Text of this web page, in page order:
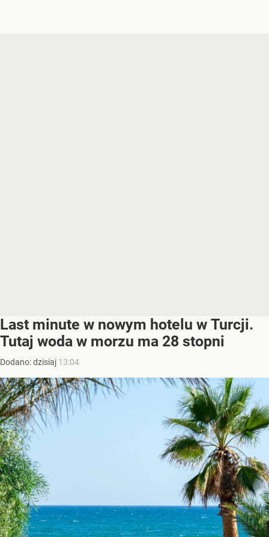
Last minute w nowym hotelu w Turcji.
Tutaj woda w morzu ma 28 stopni
Dodano:dzisiaj 13:04